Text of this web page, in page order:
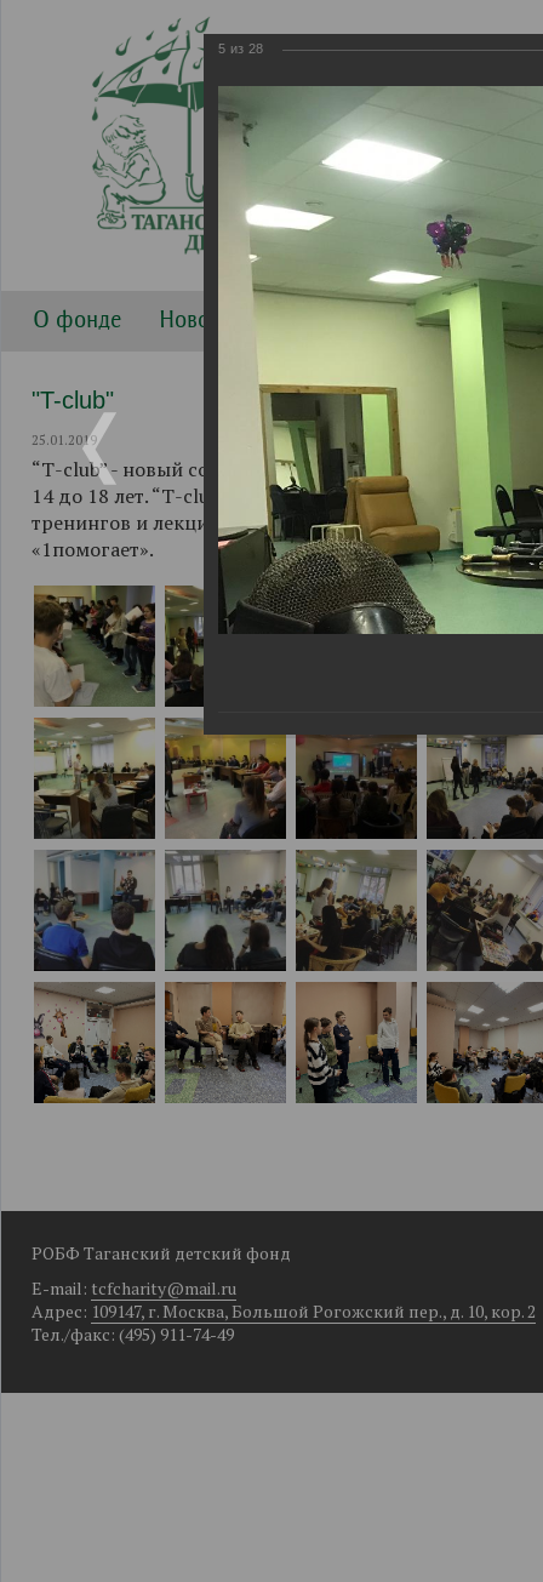
О фонде Новости Направления работы
"T-club"
25.01.2019
“Т-club” - новый совместный проект Таганского
14 до 18 лет. “Т-club” начал свою работу 1 декабря
тренингов и лекций, при активном участии ФГБОУ
«1помогает».
РОБФ Таганский детский фонд
E-mail: tcfcharity@mail.ru
Адрес: 109147, г. Москва, Большой Рогожский пер., д. 10, кор. 2
Тел./факс: (495) 911-74-49
5 из 28